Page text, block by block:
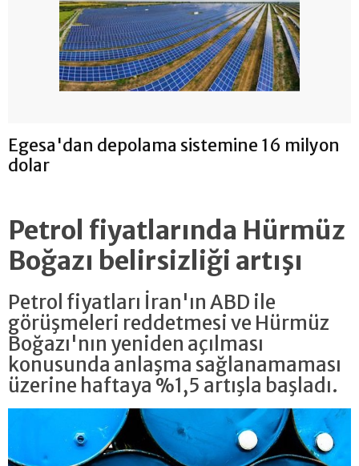
Egesa'dan depolama sistemine 16 milyon
dolar
Petrol fiyatlarında Hürmüz
Boğazı belirsizliği artışı
Petrol fiyatları İran'ın ABD ile
görüşmeleri reddetmesi ve Hürmüz
Boğazı'nın yeniden açılması
konusunda anlaşma sağlanamaması
üzerine haftaya %1,5 artışla başladı.